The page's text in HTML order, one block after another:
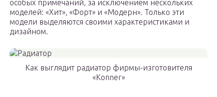
особых примечаний, за исключением нескольких
моделей: «Хит», «Форт» и «Модерн». Только эти
модели выделяются своими характеристиками и
дизайном.
Как выглядит радиатор фирмы-изготовителя
«Konner»